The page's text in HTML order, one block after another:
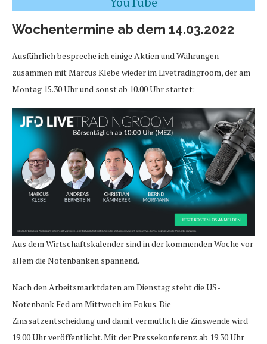
Wochentermine ab dem 14.03.2022
Ausführlich bespreche ich einige Aktien und Währungen
zusammen mit Marcus Klebe wieder im Livetradingroom, der am
Montag 15.30 Uhr und sonst ab 10.00 Uhr startet:
Aus dem Wirtschaftskalender sind in der kommenden Woche vor
allem die Notenbanken spannend.
Nach den Arbeitsmarktdaten am Dienstag steht die US-
Notenbank Fed am Mittwoch im Fokus. Die
Zinssatzentscheidung und damit vermutlich die Zinswende wird
19.00 Uhr veröffentlicht. Mit der Pressekonferenz ab 19.30 Uhr